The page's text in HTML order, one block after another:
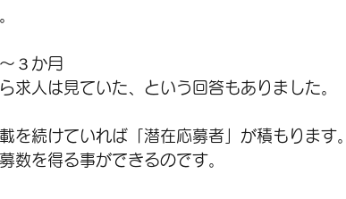
３か月
求人は見ていた、という回答もありました。
を続けていれば「潜在応募者」が積もります。
数を得る事ができるのです。